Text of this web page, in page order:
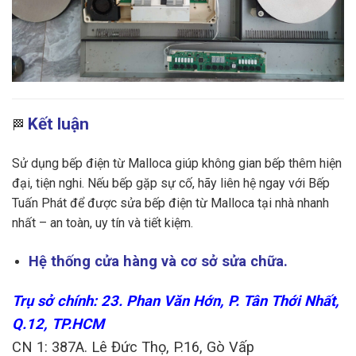
🏁 Kết luận
Sử dụng bếp điện từ Malloca giúp không gian bếp thêm hiện
đại, tiện nghi. Nếu bếp gặp sự cố, hãy liên hệ ngay với Bếp
Tuấn Phát để được sửa bếp điện từ Malloca tại nhà nhanh
nhất – an toàn, uy tín và tiết kiệm.
Hệ thống cửa hàng và cơ sở sửa chữa.
Trụ sở chính: 23. Phan Văn Hớn, P. Tân Thới Nhất,
Q.12, TP.HCM
CN 1: 387A. Lê Đức Thọ, P.16, Gò Vấp